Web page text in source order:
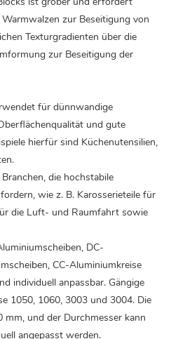
zur Beseitigung von
Texturgradienten über die
zur Beseitigung der
für dünnwandige
und gute
hierfür sind Küchenutensilien,
die hochstabile
wie z. B. Karosserieteile für
die Luft- und Raumfahrt sowie
DC-
CC-Aluminiumkreise
individuell anpassbar. Gängige
1050, 1060, 3003 und 3004. Die
und der Durchmesser kann
angepasst werden.